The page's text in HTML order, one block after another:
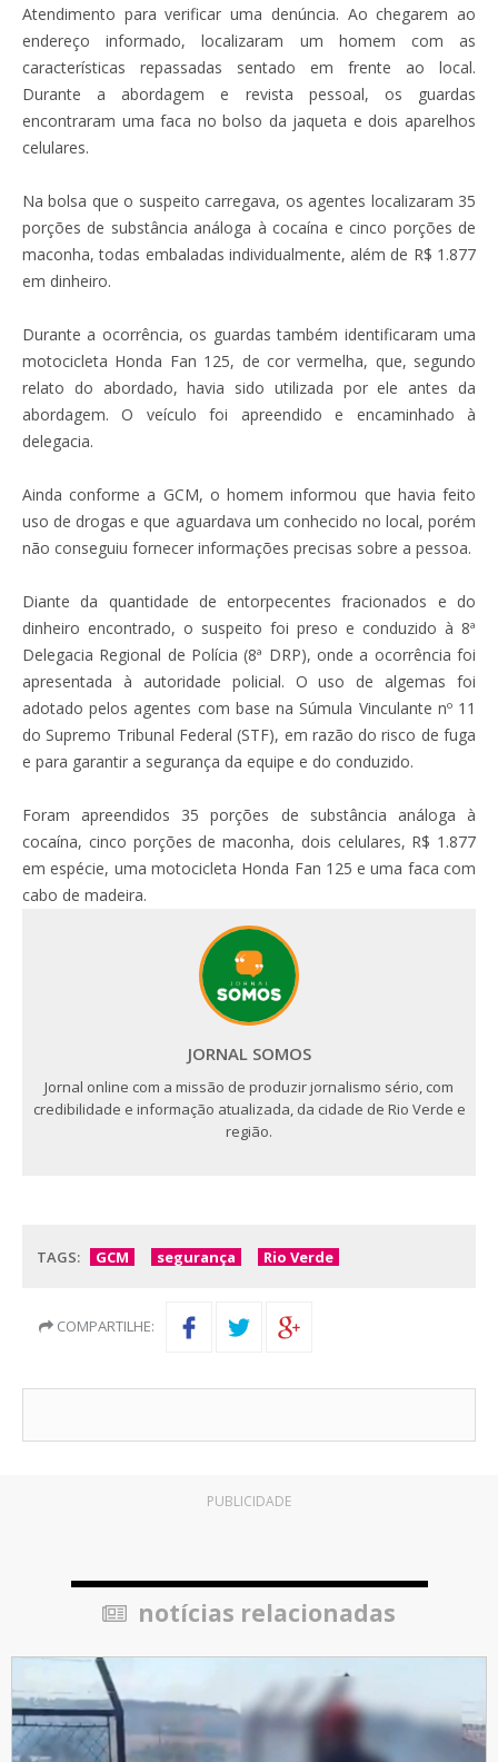
Atendimento para verificar uma denúncia. Ao chegarem ao
endereço informado, localizaram um homem com as
características repassadas sentado em frente ao local.
Durante a abordagem e revista pessoal, os guardas
encontraram uma faca no bolso da jaqueta e dois aparelhos
celulares.
Na bolsa que o suspeito carregava, os agentes localizaram 35
porções de substância análoga à cocaína e cinco porções de
maconha, todas embaladas individualmente, além de R$ 1.877
em dinheiro.
Durante a ocorrência, os guardas também identificaram uma
motocicleta Honda Fan 125, de cor vermelha, que, segundo
relato do abordado, havia sido utilizada por ele antes da
abordagem. O veículo foi apreendido e encaminhado à
delegacia.
Ainda conforme a GCM, o homem informou que havia feito
uso de drogas e que aguardava um conhecido no local, porém
não conseguiu fornecer informações precisas sobre a pessoa.
Diante da quantidade de entorpecentes fracionados e do
dinheiro encontrado, o suspeito foi preso e conduzido à 8ª
Delegacia Regional de Polícia (8ª DRP), onde a ocorrência foi
apresentada à autoridade policial. O uso de algemas foi
adotado pelos agentes com base na Súmula Vinculante nº 11
do Supremo Tribunal Federal (STF), em razão do risco de fuga
e para garantir a segurança da equipe e do conduzido.
Foram apreendidos 35 porções de substância análoga à
cocaína, cinco porções de maconha, dois celulares, R$ 1.877
em espécie, uma motocicleta Honda Fan 125 e uma faca com
cabo de madeira.
JORNAL SOMOS
Jornal online com a missão de produzir jornalismo sério, com
credibilidade e informação atualizada, da cidade de Rio Verde e
região.
TAGS: GCM segurança Rio Verde
COMPARTILHE:
PUBLICIDADE
notícias relacionadas